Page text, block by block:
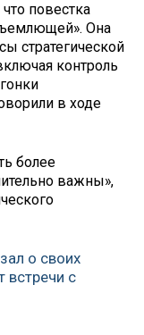
повестка
Она
стратегической
контроль
в ходе
более
важны»,
о своих
встречи с